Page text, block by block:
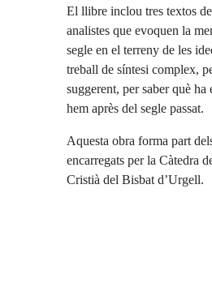
El llibre inclou tres textos
analistes que evoquen la
segle en el terreny de les
treball de síntesi complex,
suggerent, per saber què ha
hem après del segle passat.
Aquesta obra forma part
encarregats per la Càtedra
Cristià del Bisbat d’Urgell.